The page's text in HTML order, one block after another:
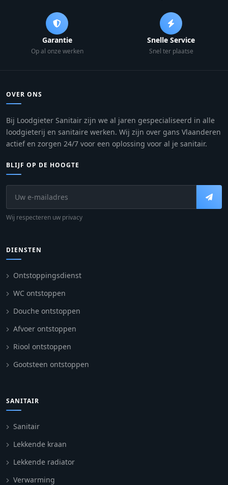
Garantie
Op al onze werken
Snelle Service
Snel ter plaatse
OVER ONS
Bij Loodgieter Sanitair zijn we al jaren gespecialiseerd in alle
loodgieterij en sanitaire werken. Wij zijn over gans Vlaanderen
actief en zorgen 24/7 voor een oplossing voor al je sanitair.
BLIJF OP DE HOOGTE
Wij respecteren uw privacy
DIENSTEN
Ontstoppingsdienst
WC ontstoppen
Douche ontstoppen
Afvoer ontstoppen
Riool ontstoppen
Gootsteen ontstoppen
SANITAIR
Sanitair
Lekkende kraan
Lekkende radiator
Verwarming